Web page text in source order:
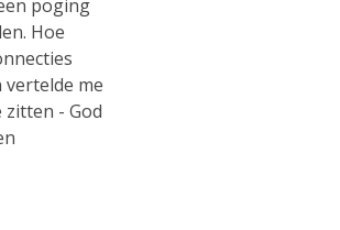
poging
Hoe
me
- God